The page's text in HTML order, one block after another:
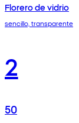
Florero de vidrio
sencillo, transparente
2
50